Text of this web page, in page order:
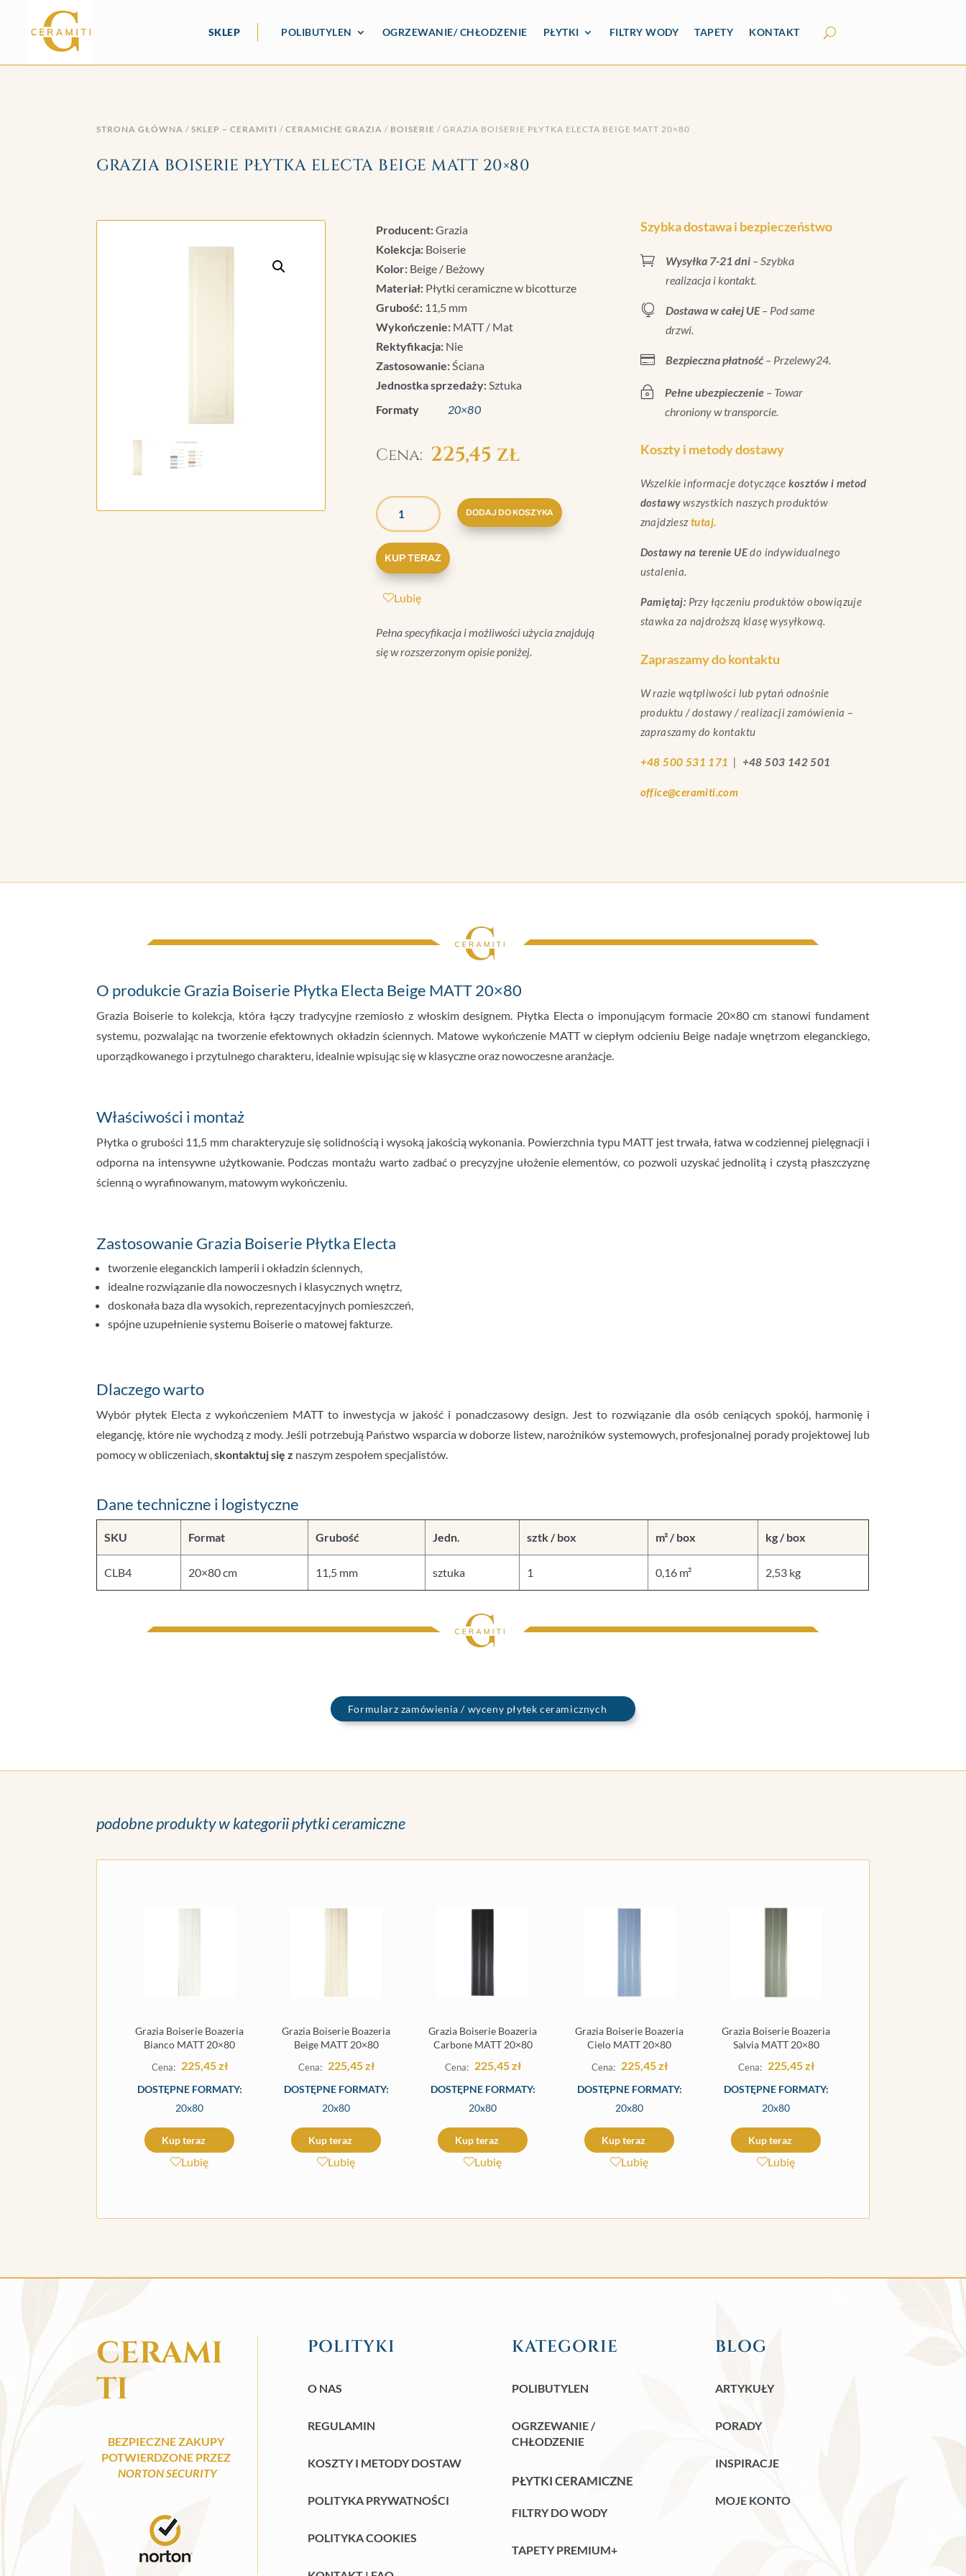
SKLEP POLIBUTYLEN OGRZEWANIE/ CHŁODZENIE PŁYTKI FILTRY WODY TAPETY KONTAKT
STRONA GŁÓWNA /SKLEP – CERAMITI /CERAMICHE GRAZIA / BOISERIE / GRAZIA BOISERIE PŁYTKA ELECTA BEIGE MATT 20×80
GRAZIA BOISERIE PŁYTKA ELECTA BEIGE MATT 20×80
Producent:Grazia
Kolekcja:Boiserie
Kolor:Beige / Beżowy
Materiał:Płytki ceramiczne w bicotturze
Grubość:11,5 mm
Wykończenie:MATT / Mat
Rektyfikacja:Nie
Zastosowanie:Ściana
Jednostka sprzedaży:Sztuka
Formaty
20×80
225,45 zł
GRAZIA
BOISERIE
PŁYTKA
ELECTA
20X80
DODAJ DO KOSZYKA
KUP TERAZ
Lubię
Pełna specyfikacja i możliwości użycia znajdują
się w rozszerzonym opisie poniżej.
Szybka dostawa i bezpieczeństwo
 Wysyłka 7-21 dni– Szybka
realizacja i kontakt.
 Dostawa w całej UE– Pod same
drzwi.
 Bezpieczna płatność– Przelewy24.
~ Pełne ubezpieczenie– Towar
chroniony w transporcie.
Koszty i metody dostawy
Wszelkie informacje dotyczące kosztów i metod
dostawywszystkich naszych produktów
znajdziesztutaj.
Dostawy na terenie UEdo indywidualnego
ustalenia.
Pamiętaj: Przy łączeniu produktów obowiązuje
stawka za najdroższą klasę wysyłkową.
Zapraszamy do kontaktu
W razie wątpliwości lub pytań odnośnie
produktu / dostawy / realizacji zamówienia –
zapraszamy do kontaktu
+48 500 531 171 | +48 503 142 501
office@ceramiti.com
O produkcie Grazia Boiserie Płytka Electa Beige MATT 20×80
Grazia Boiserie to kolekcja, która łączy tradycyjne rzemiosło z włoskim designem. Płytka Electa o imponującym formacie 20×80 cm stanowi fundament
systemu, pozwalając na tworzenie efektownych okładzin ściennych. Matowe wykończenie MATT w ciepłym odcieniu Beige nadaje wnętrzom eleganckiego,
uporządkowanego i przytulnego charakteru, idealnie wpisując się w klasyczne oraz nowoczesne aranżacje.
Właściwości i montaż
Płytka o grubości 11,5 mm charakteryzuje się solidnością i wysoką jakością wykonania. Powierzchnia typu MATT jest trwała, łatwa w codziennej pielęgnacji i
odporna na intensywne użytkowanie. Podczas montażu warto zadbać o precyzyjne ułożenie elementów, co pozwoli uzyskać jednolitą i czystą płaszczyznę
ścienną o wyrafinowanym, matowym wykończeniu.
Zastosowanie Grazia Boiserie Płytka Electa
tworzenie eleganckich lamperii i okładzin ściennych,
idealne rozwiązanie dla nowoczesnych i klasycznych wnętrz,
doskonała baza dla wysokich, reprezentacyjnych pomieszczeń,
spójne uzupełnienie systemu Boiserie o matowej fakturze.
Dlaczego warto
Wybór płytek Electa z wykończeniem MATT to inwestycja w jakość i ponadczasowy design. Jest to rozwiązanie dla osób ceniących spokój, harmonię i
elegancję, które nie wychodzą z mody. Jeśli potrzebują Państwo wsparcia w doborze listew, narożników systemowych, profesjonalnej porady projektowej lub
pomocy w obliczeniach,skontaktuj się z naszym zespołem specjalistów.
Dane techniczne i logistyczne
SKU Format Grubość Jedn. sztk / box m² / box kg / box
CLB4 20×80 cm 11,5 mm sztuka 1 0,16 m² 2,53 kg
Formularz zamówienia / wyceny płytek ceramicznych
podobne produkty w kategorii płytki ceramiczne
Grazia Boiserie Boazeria
Bianco MATT 20×80
225,45zł
DOSTĘPNE FORMATY:
20x80
Kup teraz
Lubię
Grazia Boiserie Boazeria
Beige MATT 20×80
225,45zł
DOSTĘPNE FORMATY:
20x80
Kup teraz
Lubię
Grazia Boiserie Boazeria
Carbone MATT 20×80
225,45zł
DOSTĘPNE FORMATY:
20x80
Kup teraz
Lubię
Grazia Boiserie Boazeria
Cielo MATT 20×80
225,45zł
DOSTĘPNE FORMATY:
20x80
Kup teraz
Lubię
Grazia Boiserie Boazeria
Salvia MATT 20×80
225,45zł
DOSTĘPNE FORMATY:
20x80
Kup teraz
Lubię
CERAMI
TI
BEZPIECZNE ZAKUPY
POTWIERDZONE PRZEZ
NORTON SECURITY
POLITYKI
O NAS
REGULAMIN
KOSZTY I METODY DOSTAW
POLITYKA PRYWATNOŚCI
POLITYKA COOKIES
KATEGORIE
POLIBUTYLEN
OGRZEWANIE /
CHŁODZENIE
PŁYTKI CERAMICZNE
FILTRY DO WODY
TAPETY PREMIUM+
BLOG
ARTYKUŁY
PORADY
INSPIRACJE
MOJE KONTO